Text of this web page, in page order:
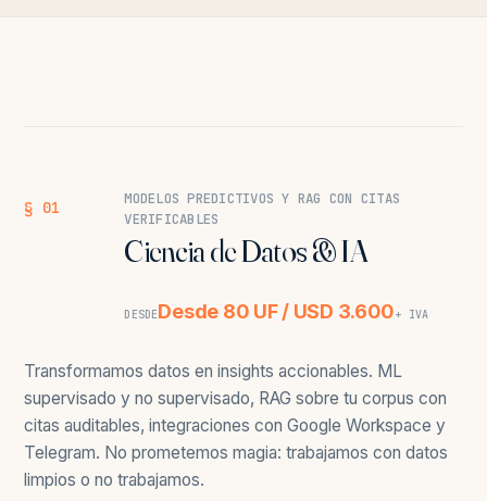
§ 01
MODELOS PREDICTIVOS Y RAG CON CITAS
VERIFICABLES
Ciencia de Datos & IA
DESDEDesde 80 UF / USD 3.600+ IVA
Transformamos datos en insights accionables. ML
supervisado y no supervisado, RAG sobre tu corpus con
citas auditables, integraciones con Google Workspace y
Telegram. No prometemos magia: trabajamos con datos
limpios o no trabajamos.